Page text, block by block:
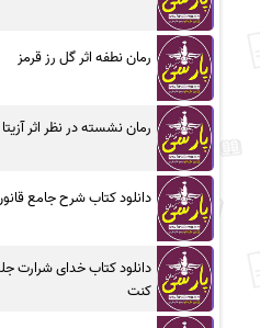
رمان نطفه اثر گل رز قرمز
رمان نشسته در نظر اثر
دانلود کتاب شرح جامع
دانلود کتاب خدای شرارت
کنت